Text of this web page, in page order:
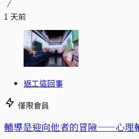
1 天前
返工這回事
僅限會員
輔導是迎向他者的冒險——心理